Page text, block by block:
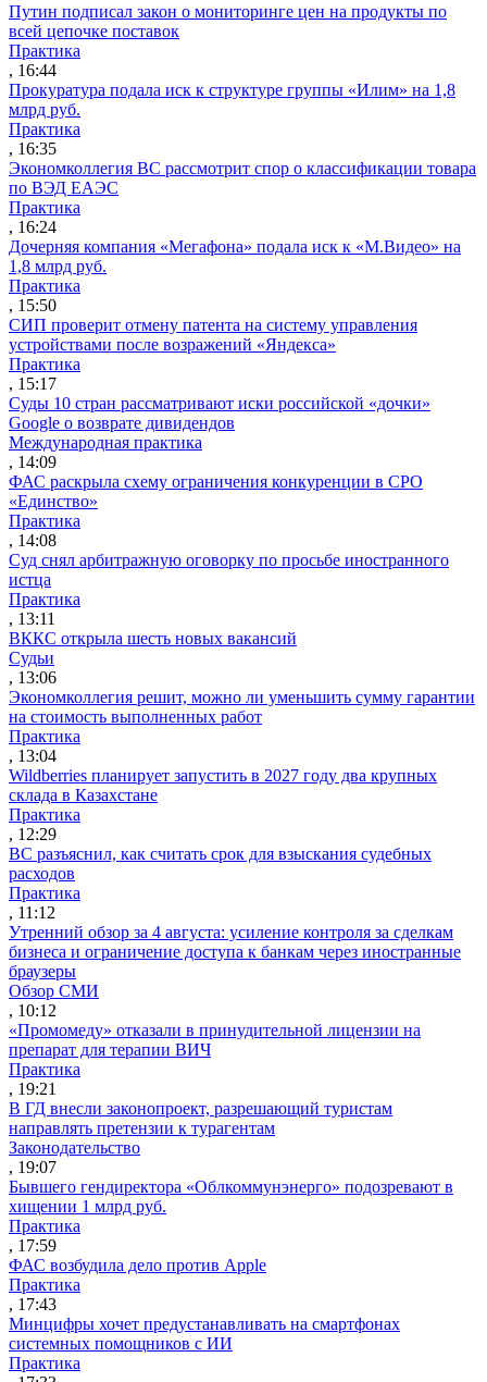
Путин подписал закон о мониторинге цен на продукты по
всей цепочке поставок
Практика
, 16:44
Прокуратура подала иск к структуре группы «Илим» на 1,8
млрд руб.
Практика
, 16:35
Экономколлегия ВС рассмотрит спор о классификации товара
по ВЭД ЕАЭС
Практика
, 16:24
Дочерняя компания «Мегафона» подала иск к «М.Видео» на
1,8 млрд руб.
Практика
, 15:50
СИП проверит отмену патента на систему управления
устройствами после возражений «Яндекса»
Практика
, 15:17
Суды 10 стран рассматривают иски российской «дочки»
Google о возврате дивидендов
Международная практика
, 14:09
ФАС раскрыла схему ограничения конкуренции в СРО
«Единство»
Практика
, 14:08
Суд снял арбитражную оговорку по просьбе иностранного
истца
Практика
, 13:11
ВККС открыла шесть новых вакансий
Судьи
, 13:06
Экономколлегия решит, можно ли уменьшить сумму гарантии
на стоимость выполненных работ
Практика
, 13:04
Wildberries планирует запустить в 2027 году два крупных
склада в Казахстане
Практика
, 12:29
ВС разъяснил, как считать срок для взыскания судебных
расходов
Практика
, 11:12
Утренний обзор за 4 августа: усиление контроля за сделкам
бизнеса и ограничение доступа к банкам через иностранные
браузеры
Обзор СМИ
, 10:12
«Промомеду» отказали в принудительной лицензии на
препарат для терапии ВИЧ
Практика
, 19:21
В ГД внесли законопроект, разрешающий туристам
направлять претензии к турагентам
Законодательство
, 19:07
Бывшего гендиректора «Облкоммунэнерго» подозревают в
хищении 1 млрд руб.
Практика
, 17:59
ФАС возбудила дело против Apple
Практика
, 17:43
Минцифры хочет предустанавливать на смартфонах
системных помощников с ИИ
Практика